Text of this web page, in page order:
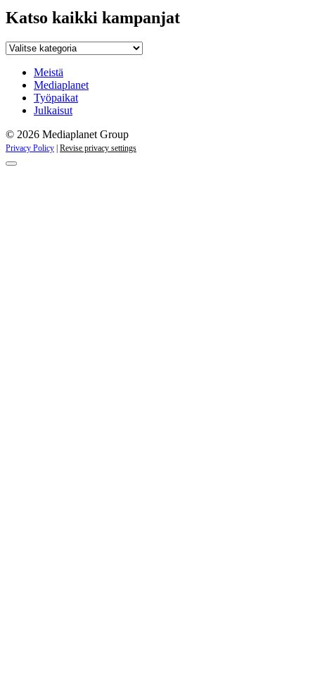
Katso kaikki kampanjat
Katso
kampanjat
Meistä
Mediaplanet
Työpaikat
Julkaisut
© 2026 Mediaplanet Group
Privacy Policy | Revise privacy settings